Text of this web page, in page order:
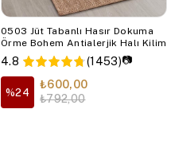
0503 Jüt Tabanlı Hasır Dokuma
Örme Bohem Antialerjik Halı Kilim
4.8 (1453)📷
%24
₺600,00
₺792,00